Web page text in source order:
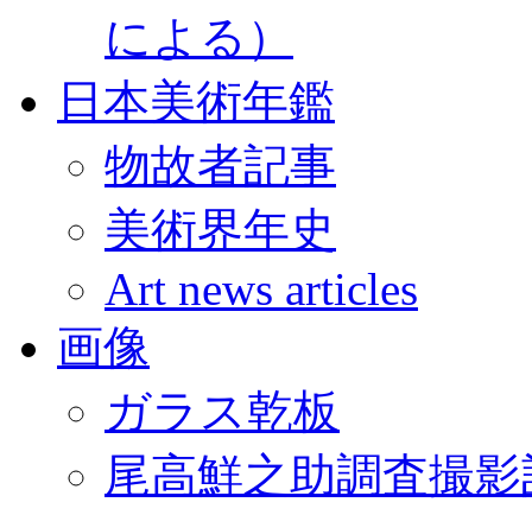
による）
日本美術年鑑
物故者記事
美術界年史
Art news articles
画像
ガラス乾板
尾高鮮之助調査撮